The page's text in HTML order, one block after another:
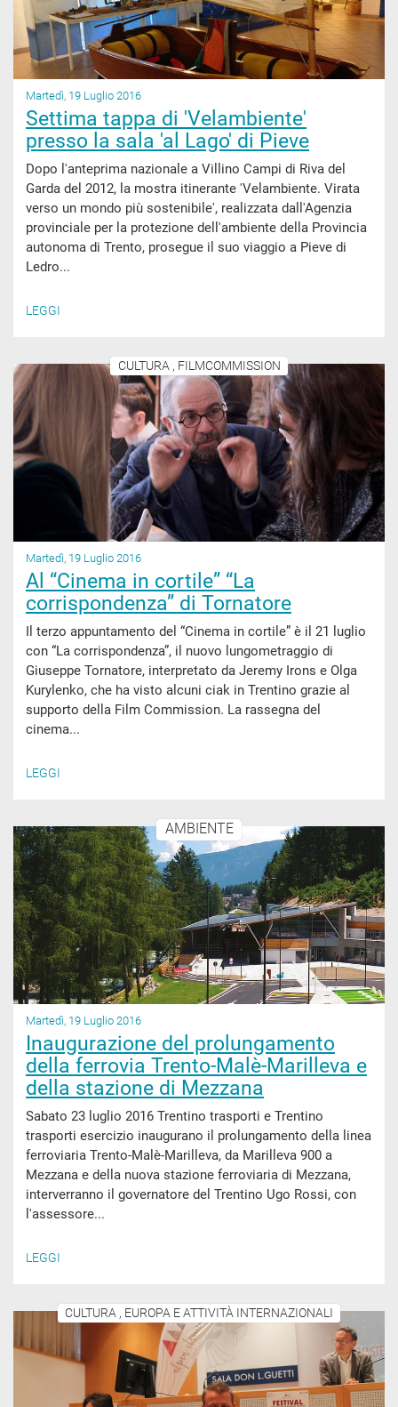
Martedì, 19 Luglio 2016
Settima tappa di 'Velambiente'
presso la sala 'al Lago' di Pieve
Dopo l'anteprima nazionale a Villino Campi di Riva del
Garda del 2012, la mostra itinerante 'Velambiente. Virata
verso un mondo più sostenibile', realizzata dall'Agenzia
provinciale per la protezione dell'ambiente della Provincia
autonoma di Trento, prosegue il suo viaggio a Pieve di
Ledro...
LEGGI
CULTURA , FILMCOMMISSION
Martedì, 19 Luglio 2016
Al “Cinema in cortile” “La
corrispondenza” di Tornatore
Il terzo appuntamento del “Cinema in cortile” è il 21 luglio
con “La corrispondenza”, il nuovo lungometraggio di
Giuseppe Tornatore, interpretato da Jeremy Irons e Olga
Kurylenko, che ha visto alcuni ciak in Trentino grazie al
supporto della Film Commission. La rassegna del
cinema...
LEGGI
AMBIENTE
Martedì, 19 Luglio 2016
Inaugurazione del prolungamento
della ferrovia Trento-Malè-Marilleva e
della stazione di Mezzana
Sabato 23 luglio 2016 Trentino trasporti e Trentino
trasporti esercizio inaugurano il prolungamento della linea
ferroviaria Trento-Malè-Marilleva, da Marilleva 900 a
Mezzana e della nuova stazione ferroviaria di Mezzana,
interverranno il governatore del Trentino Ugo Rossi, con
l'assessore...
LEGGI
CULTURA , EUROPA E ATTIVITÀ INTERNAZIONALI